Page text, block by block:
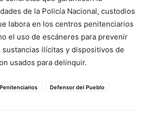
de la Policía Nacional, custodios
labora en los centros penitenciarios
el uso de escáneres para prevenir
ilícitas y dispositivos de
usados para delinquir.
Defensor del Pueblo